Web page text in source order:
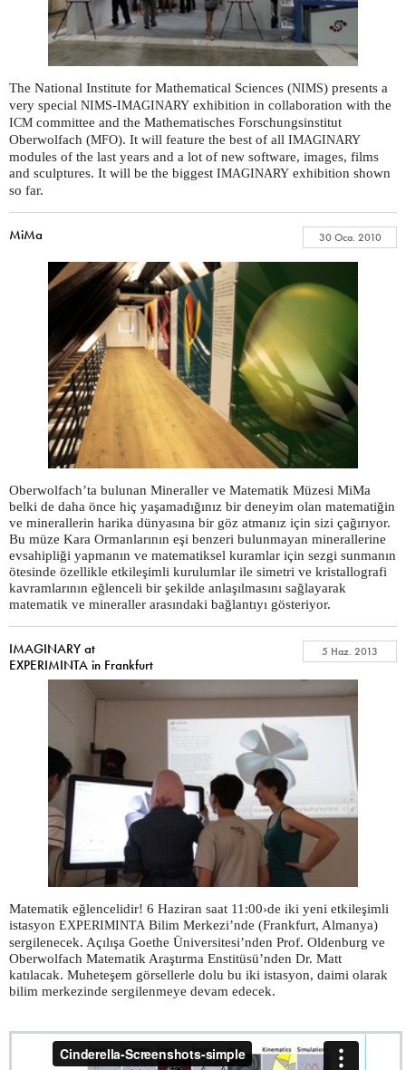
The National Institute for Mathematical Sciences (NIMS) presents a
very special NIMS-IMAGINARY exhibition in collaboration with the
ICM committee and the Mathematisches Forschungsinstitut
Oberwolfach (MFO). It will feature the best of all IMAGINARY
modules of the last years and a lot of new software, images, films
and sculptures. It will be the biggest IMAGINARY exhibition shown
so far.
MiMa 30 Oca. 2010
Oberwolfach’ta bulunan Mineraller ve Matematik Müzesi MiMa
belki de daha önce hiç yaşamadığınız bir deneyim olan matematiğin
ve minerallerin harika dünyasına bir göz atmanız için sizi çağırıyor.
Bu müze Kara Ormanlarının eşi benzeri bulunmayan minerallerine
evsahipliği yapmanın ve matematiksel kuramlar için sezgi sunmanın
ötesinde özellikle etkileşimli kurulumlar ile simetri ve kristallografi
kavramlarının eğlenceli bir şekilde anlaşılmasını sağlayarak
matematik ve mineraller arasındaki bağlantıyı gösteriyor.
IMAGINARY at
EXPERIMINTA in Frankfurt
5 Haz. 2013
Matematik eğlencelidir! 6 Haziran saat 11:00›de iki yeni etkileşimli
istasyon EXPERIMINTA Bilim Merkezi’nde (Frankfurt, Almanya)
sergilenecek. Açılışa Goethe Üniversitesi’nden Prof. Oldenburg ve
Oberwolfach Matematik Araştırma Enstitüsü’nden Dr. Matt
katılacak. Muheteşem görsellerle dolu bu iki istasyon, daimi olarak
bilim merkezinde sergilenmeye devam edecek.